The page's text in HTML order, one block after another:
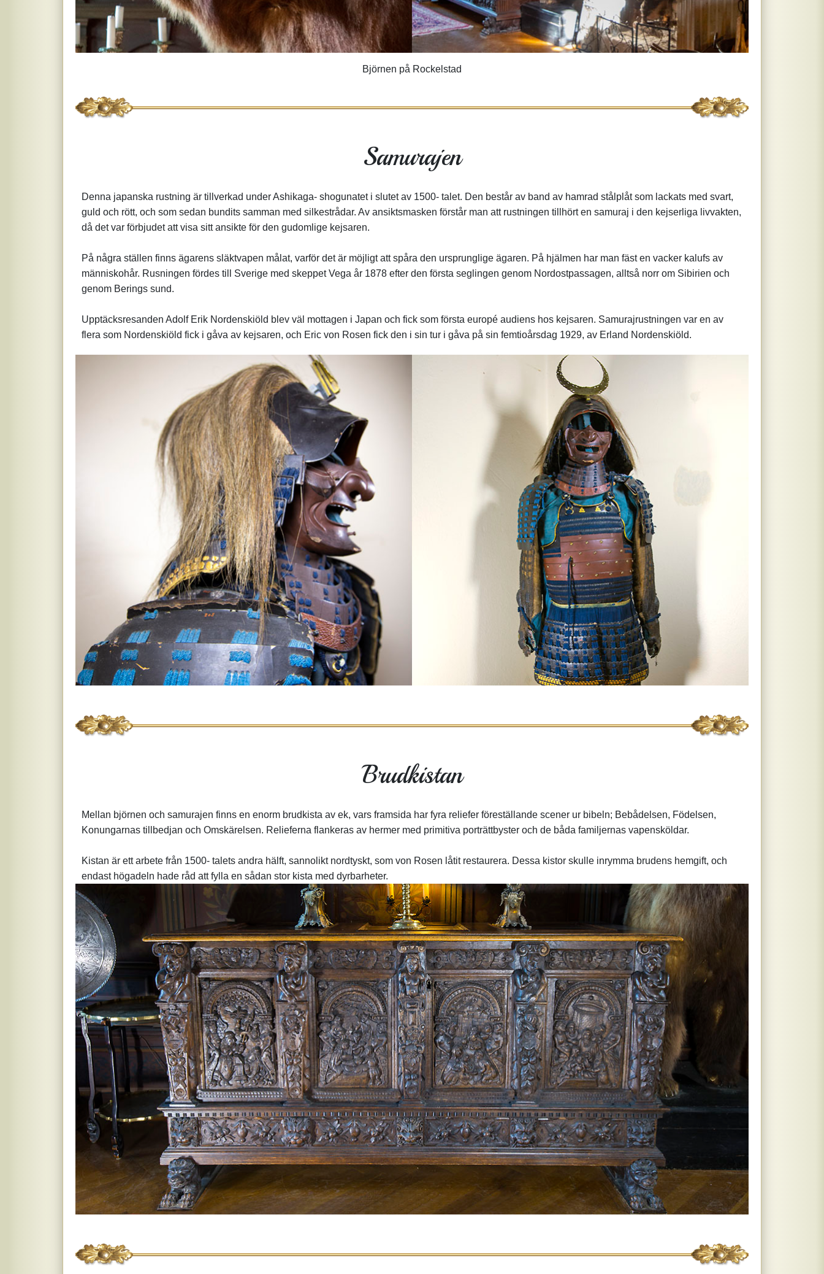
Björnen på Rockelstad
Samurajen
Denna japanska rustning är tillverkad under Ashikaga- shogunatet i slutet av 1500- talet. Den består av band av hamrad stålplåt som lackats med svart,
guld och rött, och som sedan bundits samman med silkestrådar. Av ansiktsmasken förstår man att rustningen tillhört en samuraj i den kejserliga livvakten,
då det var förbjudet att visa sitt ansikte för den gudomlige kejsaren.
På några ställen finns ägarens släktvapen målat, varför det är möjligt att spåra den ursprunglige ägaren. På hjälmen har man fäst en vacker kalufs av
människohår. Rusningen fördes till Sverige med skeppet Vega år 1878 efter den första seglingen genom Nordostpassagen, alltså norr om Sibirien och
genom Berings sund.
Upptäcksresanden Adolf Erik Nordenskiöld blev väl mottagen i Japan och fick som första europé audiens hos kejsaren. Samurajrustningen var en av
flera som Nordenskiöld fick i gåva av kejsaren, och Eric von Rosen fick den i sin tur i gåva på sin femtioårsdag 1929, av Erland Nordenskiöld.
Brudkistan
Mellan björnen och samurajen finns en enorm brudkista av ek, vars framsida har fyra reliefer föreställande scener ur bibeln; Bebådelsen, Födelsen,
Konungarnas tillbedjan och Omskärelsen. Relieferna flankeras av hermer med primitiva porträttbyster och de båda familjernas vapensköldar.
Kistan är ett arbete från 1500- talets andra hälft, sannolikt nordtyskt, som von Rosen låtit restaurera. Dessa kistor skulle inrymma brudens hemgift, och
endast högadeln hade råd att fylla en sådan stor kista med dyrbarheter.